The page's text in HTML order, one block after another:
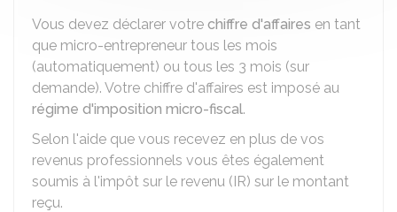
Vous devez déclarer votre chiffre d'affaires en tant
que micro-entrepreneur tous les mois
(automatiquement) ou tous les 3 mois (sur
demande). Votre chiffre d'affaires est imposé au
régime d'imposition micro-fiscal.
Selon l'aide que vous recevez en plus de vos
revenus professionnels vous êtes également
soumis à l'impôt sur le revenu (IR) sur le montant
reçu.